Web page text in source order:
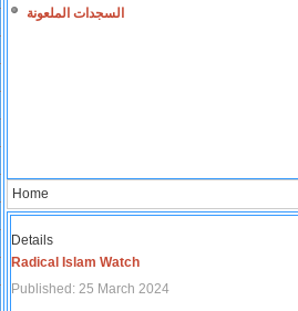
السجدات الملعونة
Home
Details
Radical Islam Watch
Published: 25 March 2024